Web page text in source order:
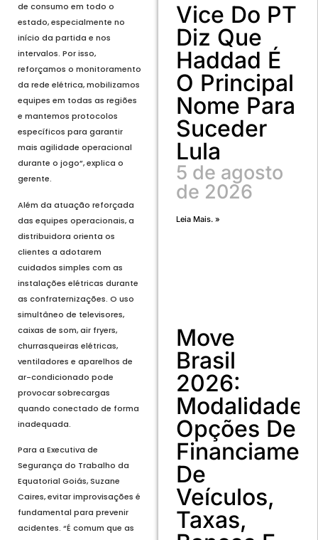
de consumo em todo o
estado, especialmente no
início da partida e nos
intervalos. Por isso,
reforçamos o monitoramento
da rede elétrica, mobilizamos
equipes em todas as regiões
e mantemos protocolos
específicos para garantir
mais agilidade operacional
durante o jogo”, explica o
gerente.
Além da atuação reforçada
das equipes operacionais, a
distribuidora orienta os
clientes a adotarem
cuidados simples com as
instalações elétricas durante
as confraternizações. O uso
simultâneo de televisores,
caixas de som, air fryers,
churrasqueiras elétricas,
ventiladores e aparelhos de
ar-condicionado pode
provocar sobrecargas
quando conectado de forma
inadequada.
Para a Executiva de
Segurança do Trabalho da
Equatorial Goiás, Suzane
Caires, evitar improvisações é
fundamental para prevenir
acidentes. “É comum que as
Vice Do PT
Diz Que
Haddad É
O Principal
Nome Para
Suceder
Lula
5 de agosto
de 2026
Leia Mais. »
Move
Brasil
2026:
Opções De
De
Veículos,
Taxas,